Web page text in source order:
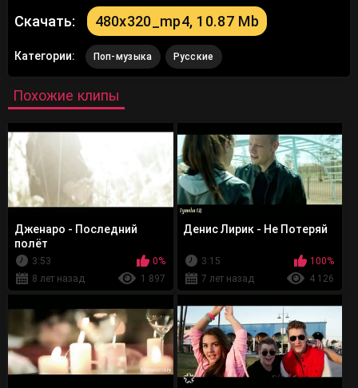
Скачать: 480x320_mp4, 10.87 Mb
Категории: Поп-музыка Русские
Похожие клипы
Дженаро - Последний
полёт
3:53
0%
8 лет назад
1 897
Денис Лирик - Не Потеряй
3:15
100%
7 лет назад
4 126